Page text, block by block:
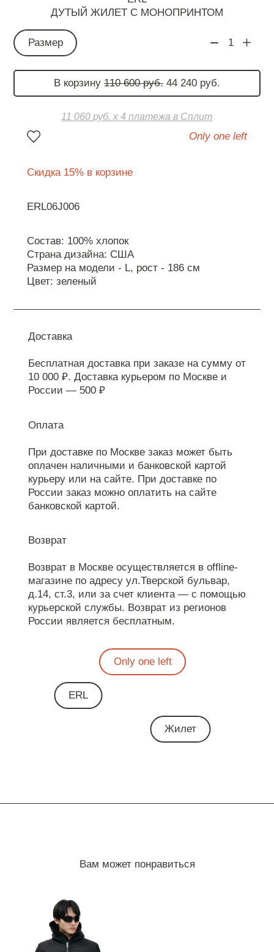
ДУТЫЙ ЖИЛЕТ С МОНОПРИНТОМ
Размер 1
В корзину 110 600 руб.44 240 руб.
11 060 руб. х 4 платежа в Сплит
Only one left
Скидка 15% в корзине
ERL06J006
Состав: 100% хлопок
Страна дизайна: США
Размер на модели - L, рост - 186 см
Цвет: зеленый
Доставка
Бесплатная доставка при заказе на сумму от
10 000 ₽. Доставка курьером по Москве и
России — 500 ₽
Оплата
При доставке по Москве заказ может быть
оплачен наличными и банковской картой
курьеру или на сайте. При доставке по
России заказ можно оплатить на сайте
банковской картой.
Возврат
Возврат в Москве осуществляется в offline-
магазине по адресу ул.Тверской бульвар,
д.14, ст.3, или за счет клиента — с помощью
курьерской службы. Возврат из регионов
России является бесплатным.
Only one left
ERL
Жилет
Вам может понравиться